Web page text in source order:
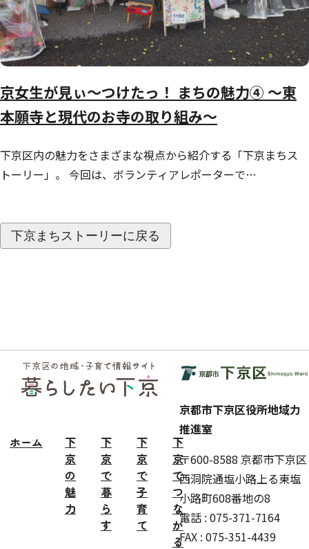
京女生が見ぃ～つけたっ！ まちの魅力④ ～東
本願寺と現代のお寺の取り組み～
下京区内の魅力をさまざまな視点から紹介する「下京まちス
トーリー」。 今回は、ボランティアレポーターで…
下京まちストーリーに戻る
フッ
ター
ホーム
下
京
の
魅
力
下
京
で
暮
ら
す
下
京
で
子
育
て
下
京
で
つ
な
が
る
京都市下京区役所地域力
推進室
〒600-8588 京都市下京区
西洞院通塩小路上る東塩
小路町608番地の8
電話 : 075-371-7164
FAX : 075-351-4439